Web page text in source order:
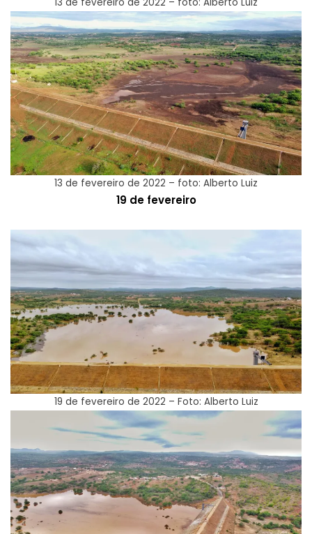
13 de fevereiro de 2022 – foto: Alberto Luiz
19 de fevereiro
19 de fevereiro de 2022 – Foto: Alberto Luiz